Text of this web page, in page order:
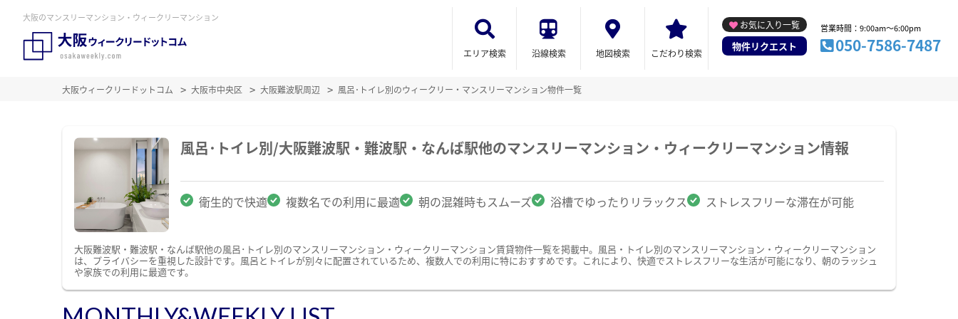
大阪のマンスリーマンション・ウィークリーマンション
エリア検索 沿線検索 地図検索 こだわり検索
お気に入り一覧
物件リクエスト
営業時間：9:00am～6:00pm
050-7586-7487
大阪ウィークリードットコム 大阪市中央区 大阪難波駅周辺 風呂･トイレ別のウィークリー・マンスリーマンション物件一覧
風呂･トイレ別/大阪難波駅・難波駅・なんば駅他のマンスリーマンション・ウィークリーマンション情報
衛生的で快適 複数名での利用に最適 朝の混雑時もスムーズ 浴槽でゆったりリラックス ストレスフリーな滞在が可能
大阪難波駅・難波駅・なんば駅他の風呂･トイレ別のマンスリーマンション・ウィークリーマンション賃貸物件一覧を掲載中。風呂・トイレ別のマンスリーマンション・ウィークリーマンション
は、プライバシーを重視した設計です。風呂とトイレが別々に配置されているため、複数人での利用に特におすすめです。これにより、快適でストレスフリーな生活が可能になり、朝のラッシュ
や家族での利用に最適です。